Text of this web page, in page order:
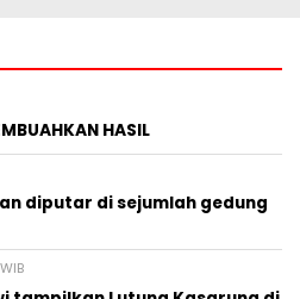
HASIL
diputar di sejumlah gedung